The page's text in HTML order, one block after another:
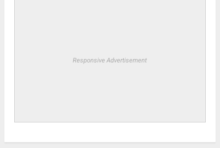
Responsive Advertisement